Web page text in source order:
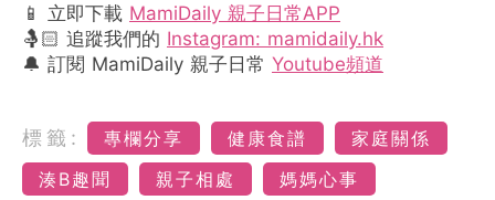
📱 立即下載 MamiDaily 親子日常APP
🤱🏻 追蹤我們的 Instagram: mamidaily.hk
🔔 訂閱 MamiDaily 親子日常 Youtube頻道
標籤: 專欄分享 健康食譜
家庭關係
湊B趣聞
親子相處
媽媽心事